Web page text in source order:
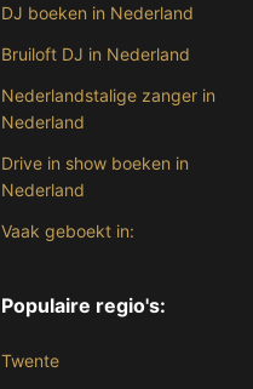
DJ boeken in Nederland
Bruiloft DJ in Nederland
Nederlandstalige zanger in
Nederland
Drive in show boeken in
Nederland
Vaak geboekt in:
Populaire regio's:
Twente